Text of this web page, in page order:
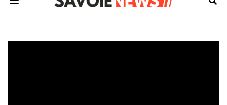
Open main menu